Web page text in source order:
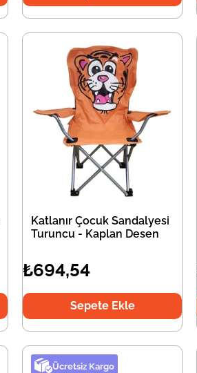
Katlanır Çocuk Sandalyesi
Turuncu - Kaplan Desen
₺694,54
Sepete Ekle
Ücretsiz Kargo